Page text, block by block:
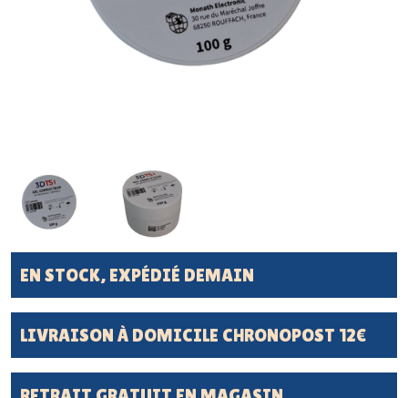
EN STOCK, EXPÉDIÉ DEMAIN
LIVRAISON À DOMICILE CHRONOPOST 12€